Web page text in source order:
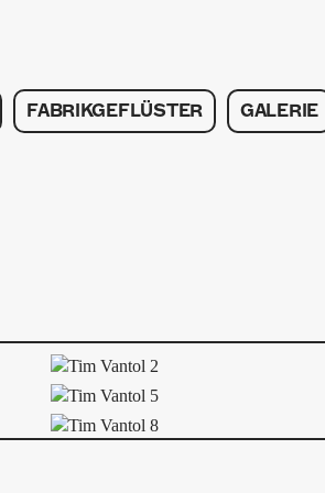
FABRIKGEFLÜSTER GALERIE